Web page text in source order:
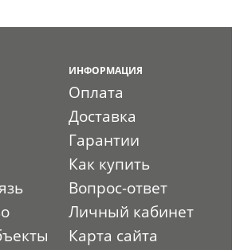
ИНФОРМАЦИЯ
Оплата
Доставка
Гарантии
Как купить
Вопрос-ответ
Личный кабинет
Карта сайта